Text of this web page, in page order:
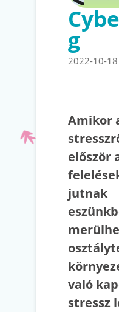
g
2022-10-18
Amikor
először
jutnak
való
stressz